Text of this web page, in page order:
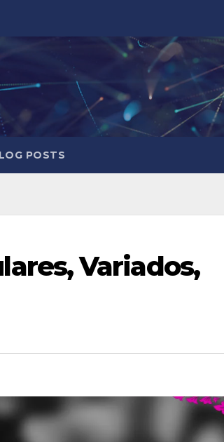
POSTS
Variados,